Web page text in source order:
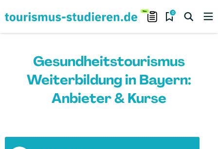
0
Gesundheitstourismus
Weiterbildung in Bayern:
Anbieter & Kurse